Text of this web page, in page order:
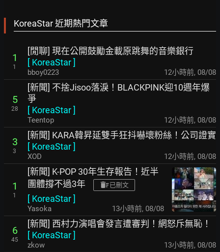
KoreaStar 近期熱門文章
1
1
[閒聊] 現在公開鼓勵金載原跳舞的音樂銀行
[ KoreaStar]
bboy0223 12小時前, 08/08
5
28
[新聞] 不捨Jisoo落淚！BLACKPINK迎10週年爆
爭
[ KoreaStar]
Teentop 12小時前, 08/08
3
3
[新聞] KARA韓昇延雙手狂抖嚇壞粉絲！公司證實
[ KoreaStar]
XOD 12小時前, 08/08
1
1
[新聞] K-POP 30年生存報告！近半
團體撐不過3年
已刪文
[ KoreaStar]
Yasoka 13小時前, 08/08
6
45
[新聞] 西村力演唱會發言遭審判！網怒斥無恥！
[ KoreaStar]
zkow 13小時前, 08/08